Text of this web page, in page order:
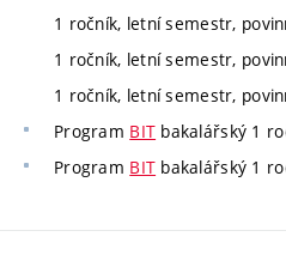
1 ročník, letní semestr,
1 ročník, letní semestr,
1 ročník, letní semestr,
Program BIT bakalářský 1
Program BIT bakalářský 1